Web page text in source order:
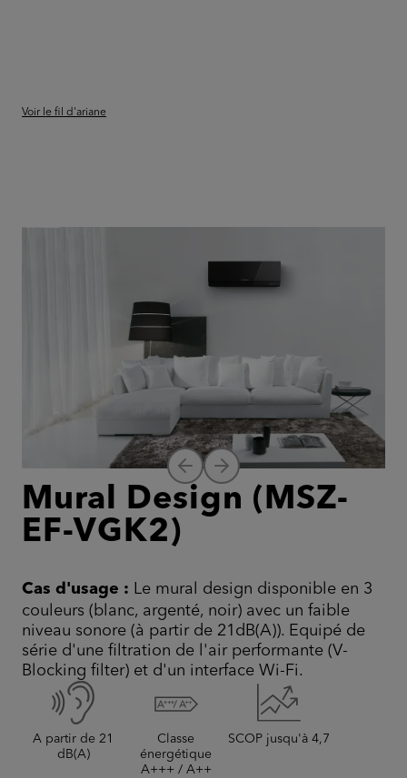
Voir le fil d'ariane
Mural Design (MSZ-
EF-VGK2)
Cas d'usage : Le mural design disponible en 3
couleurs (blanc, argenté, noir) avec un faible
niveau sonore (à partir de 21dB(A)). Equipé de
série d'une filtration de l'air performante (V-
Blocking filter) et d'un interface Wi-Fi.
A partir de 21
dB(A)
Classe
énergétique
A+++ / A++
SCOP jusqu'à 4,7